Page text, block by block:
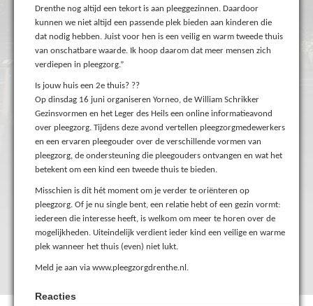
Drenthe nog altijd een tekort is aan pleeggezinnen. Daardoor
kunnen we niet altijd een passende plek bieden aan kinderen die
dat nodig hebben. Juist voor hen is een veilig en warm tweede thuis
van onschatbare waarde. Ik hoop daarom dat meer mensen zich
verdiepen in pleegzorg.”
Is jouw huis een 2e thuis? ??
Op dinsdag 16 juni organiseren Yorneo, de William Schrikker
Gezinsvormen en het Leger des Heils een online informatieavond
over pleegzorg. Tijdens deze avond vertellen pleegzorgmedewerkers
en een ervaren pleegouder over de verschillende vormen van
pleegzorg, de ondersteuning die pleegouders ontvangen en wat het
betekent om een kind een tweede thuis te bieden.
Misschien is dit hét moment om je verder te oriënteren op
pleegzorg. Of je nu single bent, een relatie hebt of een gezin vormt:
iedereen die interesse heeft, is welkom om meer te horen over de
mogelijkheden. Uiteindelijk verdient ieder kind een veilige en warme
plek wanneer het thuis (even) niet lukt.
Meld je aan via www.pleegzorgdrenthe.nl.
Reacties